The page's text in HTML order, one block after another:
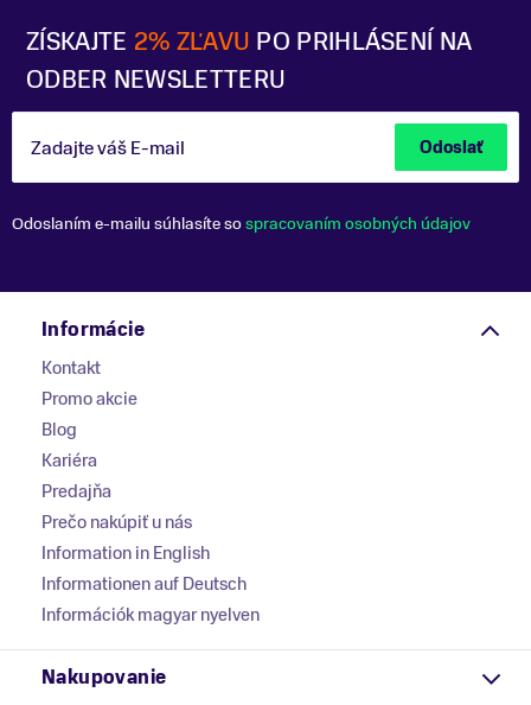
ZÍSKAJTE 2% ZĽAVU PO PRIHLÁSENÍ NA
ODBER NEWSLETTERU
Zadajte váš E-mail Odoslať
Odoslaním e-mailu súhlasíte sospracovaním osobných údajov
Informácie
Kontakt
Promo akcie
Blog
Kariéra
Predajňa
Prečo nakúpiť u nás
Information in English
Informationen auf Deutsch
Információk magyar nyelven
Nakupovanie